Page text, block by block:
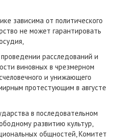
зависима от политического
не может гарантировать
расследований и
виновных в чрезмерном
и унижающего
протестующим в августе
в последовательном
развитию культур,
общностей, Комитет